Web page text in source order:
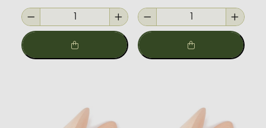
HosKorps.sehittar du ett brett utbud av dessa
material och verktyg, noggrant utvalda för att möta
behoven hos både nybörjare och erfarna
Tips för nybörjare